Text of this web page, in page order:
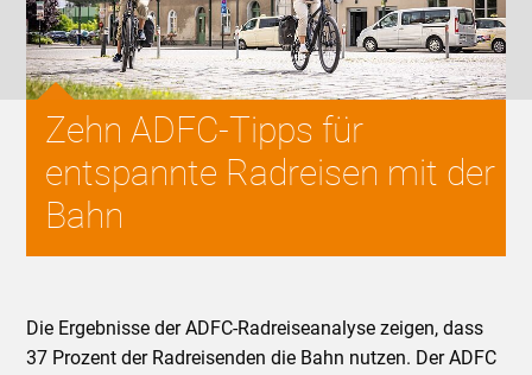
Zehn ADFC-Tipps für
entspannte Radreisen mit der
Bahn
Die Ergebnisse der ADFC-Radreiseanalyse zeigen, dass
37 Prozent der Radreisenden die Bahn nutzen. Der ADFC